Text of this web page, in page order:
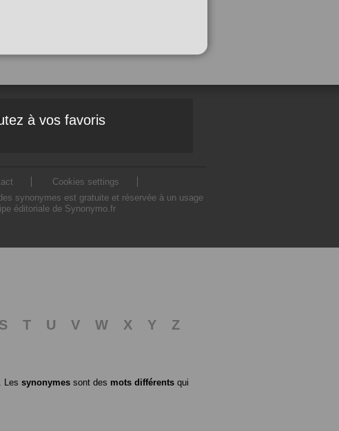
à vos favoris
Cookies settings
synonymes est gratuite et réservée à un usage
éditoriale de Synonymo.fr
S T U V W X Y
Z
Les synonymes sont des mots différents qui